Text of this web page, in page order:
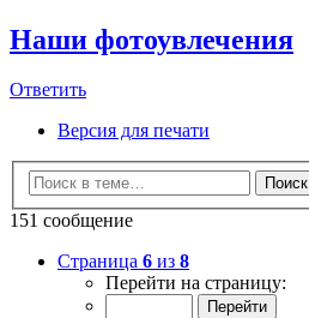
Наши фотоувлечения
Ответить
Версия для печати
Поиск
151 сообщение
Страница 6 из 8
Перейти на страницу: